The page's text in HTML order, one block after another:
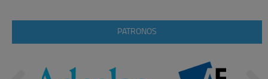
PATRONOS